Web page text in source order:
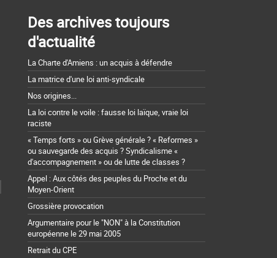
Des archives toujours
d'actualité
La Charte d'Amiens : un acquis à défendre
La matrice d'une loi anti-syndicale
Nos origines...
La loi contre le voile : fausse loi laïque, vraie loi
raciste
« Temps forts » ou Grève générale ? « Reformes »
ou sauvegarde des acquis ? Syndicalisme «
d'accompagnement » ou de lutte de classes ?
Appel : Aux côtés des peuples du Proche et du
Moyen-Orient
Grossière provocation
Argumentaire pour le "NON" à la Constitution
européenne le 29 mai 2005
Retrait du CPE